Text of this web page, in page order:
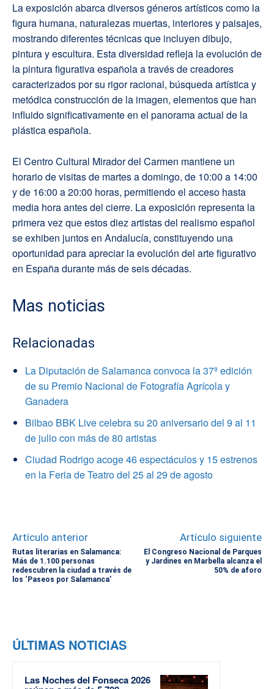
La exposición abarca diversos géneros artísticos como la
figura humana, naturalezas muertas, interiores y paisajes,
mostrando diferentes técnicas que incluyen dibujo,
pintura y escultura. Esta diversidad refleja la evolución de
la pintura figurativa española a través de creadores
caracterizados por su rigor racional, búsqueda artística y
metódica construcción de la imagen, elementos que han
influido significativamente en el panorama actual de la
plástica española.
El Centro Cultural Mirador del Carmen mantiene un
horario de visitas de martes a domingo, de 10:00 a 14:00
y de 16:00 a 20:00 horas, permitiendo el acceso hasta
media hora antes del cierre. La exposición representa la
primera vez que estos diez artistas del realismo español
se exhiben juntos en Andalucía, constituyendo una
oportunidad para apreciar la evolución del arte figurativo
en España durante más de seis décadas.
Mas noticias
Relacionadas
La Diputación de Salamanca convoca la 37ª edición
de su Premio Nacional de Fotografía Agrícola y
Ganadera
Bilbao BBK Live celebra su 20 aniversario del 9 al 11
de julio con más de 80 artistas
Ciudad Rodrigo acoge 46 espectáculos y 15 estrenos
en la Feria de Teatro del 25 al 29 de agosto
Artículo anterior
Rutas literarias en Salamanca:
Más de 1.100 personas
redescubren la ciudad a través de
los ‘Paseos por Salamanca’
Artículo siguiente
El Congreso Nacional de Parques
y Jardines en Marbella alcanza el
50% de aforo
ÚLTIMAS NOTICIAS
Las Noches del Fonseca 2026